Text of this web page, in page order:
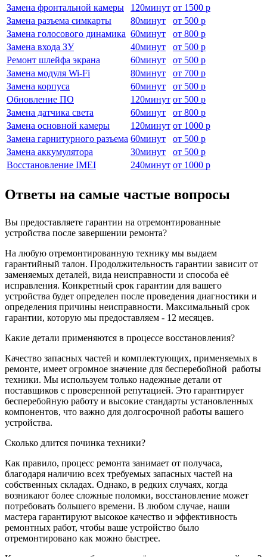
Замена фронтальной камеры
120минут от 1500 р
Замена разъема симкарты
80минут от 500 р
Замена голосового динамика 60минут от 800 р
Замена входа ЗУ
40минут от 500 р
Ремонт шлейфа экрана
60минут от 500 р
Замена модуля Wi-Fi
80минут от 700 р
Замена корпуса
60минут от 500 р
Обновление ПО
120минут от 500 р
Замена датчика света
60минут от 800 р
Замена основной камеры
120минут от 1000 р
Замена гарнитурного разъема 60минут от 500 р
Замена аккумулятора
30минут от 500 р
Восстановление IMEI
240минут от 1000 р
Ответы на самые частые вопросы
Вы предоставляете гарантии на отремонтированные
устройства после завершении ремонта?
На любую отремонтированную технику мы выдаем
гарантийный талон. Продолжительность гарантии зависит от
заменяемых деталей, вида неисправности и способа её
исправления. Конкретный срок гарантии для вашего
устройства будет определен после проведения диагностики и
определения причины неисправности. Максимальный срок
гарантии, которую мы предоставляем - 12 месяцев.
Какие детали применяются в процессе восстановления?
Качество запасных частей и комплектующих, применяемых в
ремонте, имеет огромное значение для бесперебойной работы
техники. Мы используем только надежные детали от
поставщиков с проверенной репутацией. Это гарантирует
бесперебойную работу и высокие стандарты установленных
компонентов, что важно для долгосрочной работы вашего
устройства.
Сколько длится починка техники?
Как правило, процесс ремонта занимает от получаса,
благодаря наличию всех требуемых запасных частей на
собственных складах. Однако, в редких случаях, когда
возникают более сложные поломки, восстановление может
потребовать большего времени. В любом случае, наши
мастера гарантируют высокое качество и эффективность
ремонтных работ, чтобы ваше устройство было
отремонтировано как можно быстрее.